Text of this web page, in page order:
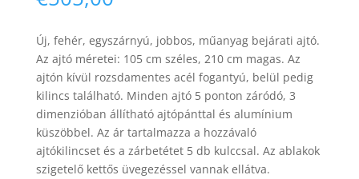
Új, fehér, egyszárnyú, jobbos, műanyag bejárati ajtó.
Az ajtó méretei: 105 cm széles, 210 cm magas. Az
ajtón kívül rozsdamentes acél fogantyú, belül pedig
kilincs található. Minden ajtó 5 ponton záródó, 3
dimenzióban állítható ajtópánttal és alumínium
küszöbbel. Az ár tartalmazza a hozzávaló
ajtókilincset és a zárbetétet 5 db kulccsal. Az ablakok
szigetelő kettős üvegezéssel vannak ellátva.
Necessary
These
cookies are
not
optional.
They are
needed for
the website
to function.